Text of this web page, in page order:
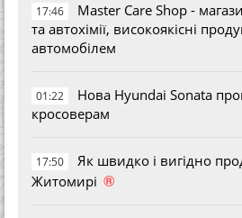
17:46
Master Care Shop -
та автохімії, високоякісні
автомобілем
01:22
Нова Hyundai Sonata
кросоверам
17:50
Як швидко і вигідно
Житомирі ®